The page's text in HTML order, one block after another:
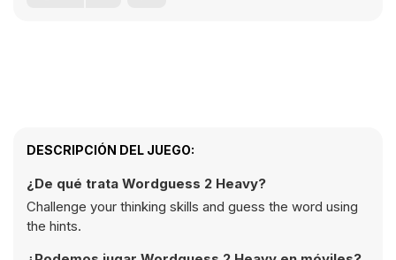
DESCRIPCIÓN DEL JUEGO:
¿De qué trata Wordguess 2 Heavy?
Challenge your thinking skills and guess the word using
the hints.